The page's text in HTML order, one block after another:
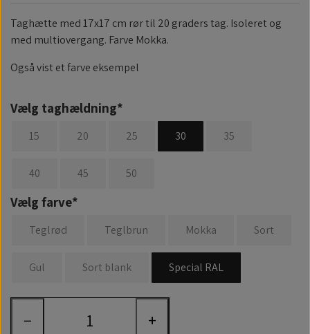
Taghætte med 17x17 cm rør til 20 graders tag. Isoleret og
med multiovergang. Farve Mokka.
Også vist et farve eksempel
Vælg taghældning*
15 20 25 30 35
40 45 50
Vælg farve*
Teglrød Teglbrun Mokka Sort
Gul Sort blank Special RAL
− +